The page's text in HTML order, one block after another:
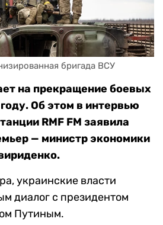
бригада ВСУ
на прекращение боевых
Об этом в интервью
RMF FM заявила
— министр экономики
украинские власти
диалог с президентом
Путиным.